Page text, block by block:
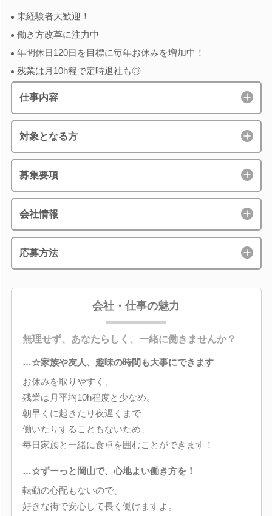
未経験者大歓迎！
働き方改革に注力中
年間休日120日を目標に毎年お休みを増加中！
残業は月10h程で定時退社も◎
仕事内容
対象となる方
募集要項
会社情報
応募方法
会社・仕事の魅力
無理せず、あなたらしく、一緒に働きませんか？
…☆家族や友人、趣味の時間も大事にできます
お休みを取りやすく、
残業は月平均10h程度と少なめ。
朝早くに起きたり夜遅くまで
働いたりすることもないため、
毎日家族と一緒に食卓を囲むことができます！
…☆ずーっと岡山で、心地よい働き方を！
転勤の心配もないので、
好きな街で安心して長く働けますよ。